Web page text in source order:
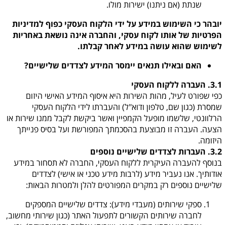
שנתת (אם ניתנו) ישירות מולו.
יובהר כי השימוש במידע על ידי הלקוח העסקי כפוף למדיניות
הפרטיות של אותו לקוח עסקי, והחברה אינה נושאת באחריות
לשימוש שהוא עושה במידע לאחר קבלתו.
האם ובאילו תנאים יימסר המידע לצדדים שלישיים?
3.1. העברה ללקוח העסקי
כפי שפורט לעיל, מהות השירות היא איסוף המידע האישי היזום
שמסרת (כגון שם, טלפון ודוא"ל) והעברתו לידי הלקוח העסקי
הרלוונטי, שלשמו מופעל הקמפיין ואשר ביקשת לקבל ממנו שירות או
הצעה. העברה זו מבוצעת בהסכמתך המפורשת ועל בסיס פנייתך
היזומה.
3.2. העברות לצדדים שלישיים נוספים
בנוסף להעברה העיקרית ללקוח העסקי, החברה לא תסחור במידע
אודותיך. אנו נעביר מידע (לרבות מידע טכני או אישי) לצדדים
שלישיים נוספים רק במקרים המפורטים להלן ולמטרות הבאות:
ספקי שירותים (מעבדי מידע): צדדים שלישיים המספקים
לחברה שירותים הקשורים לתפעול האתר (כגון שירותי מחשוב,